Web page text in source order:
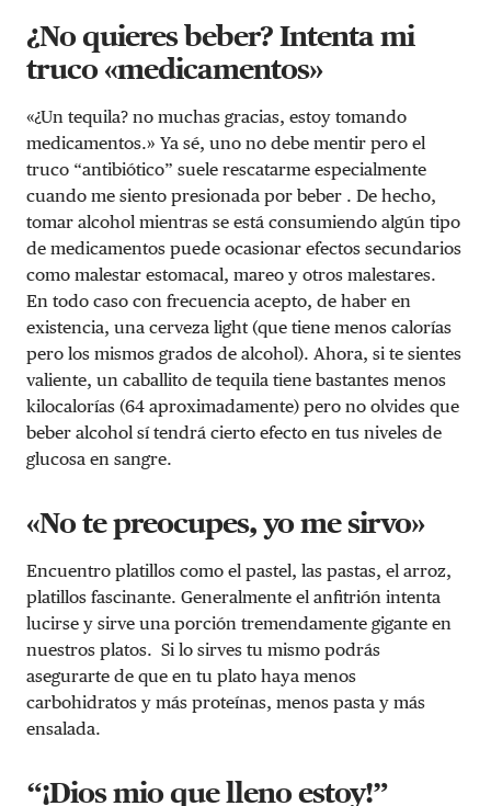
¿No quieres beber? Intenta mi
truco «medicamentos»
«¿Un tequila? no muchas gracias, estoy tomando
medicamentos.» Ya sé, uno no debe mentir pero el
truco “antibiótico” suele rescatarme especialmente
cuando me siento presionada por beber . De hecho,
tomar alcohol mientras se está consumiendo algún tipo
de medicamentos puede ocasionar efectos secundarios
como malestar estomacal, mareo y otros malestares.
En todo caso con frecuencia acepto, de haber en
existencia, una cerveza light (que tiene menos calorías
pero los mismos grados de alcohol). Ahora, si te sientes
valiente, un caballito de tequila tiene bastantes menos
kilocalorías (64 aproximadamente) pero no olvides que
beber alcohol sí tendrá cierto efecto en tus niveles de
glucosa en sangre.
«No te preocupes, yo me sirvo»
Encuentro platillos como el pastel, las pastas, el arroz,
platillos fascinante. Generalmente el anfitrión intenta
lucirse y sirve una porción tremendamente gigante en
nuestros platos. Si lo sirves tu mismo podrás
asegurarte de que en tu plato haya menos
carbohidratos y más proteínas, menos pasta y más
ensalada.
“¡Dios mio que lleno estoy!”